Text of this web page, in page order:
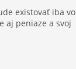
existovať iba vo
aj peniaze a svoj